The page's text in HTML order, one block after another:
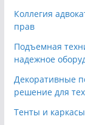
Коллегия
прав
Подъемная
надежное
Декоративные
решение для
Тенты и